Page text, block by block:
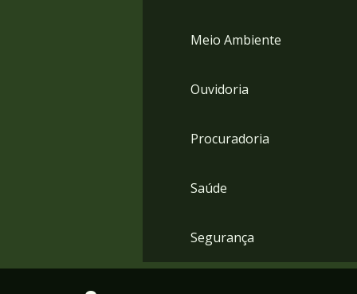
Meio Ambiente
Ouvidoria
Procuradoria
Saúde
Segurança